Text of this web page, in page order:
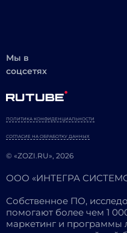
Мы в
соцсетях
© «ZOZI.RU», 2026
ПОЛИТИКА КОНФИДЕНЦИАЛЬНОСТИ
СОГЛАСИЕ НА ОБРАБОТКУ ДАННЫХ
ООО «ИНТЕГРА
Собственное ПО,
помогают более чем 1
маркетинг и программы